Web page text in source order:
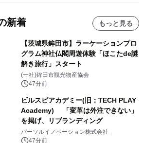
新着 もっと見る
【茨城県鉾田市】ラーケーションプロ
グラム神社仏閣周遊体験「ほこたde謎
解き旅行」スタート
(一社)鉾田市観光物産協会
47分前
ビルスピアカデミー(旧：TECH PLAY
Academy) 「変革は外注できない」
を掲げ、リブランディング
パーソルイノベーション株式会社
47分前